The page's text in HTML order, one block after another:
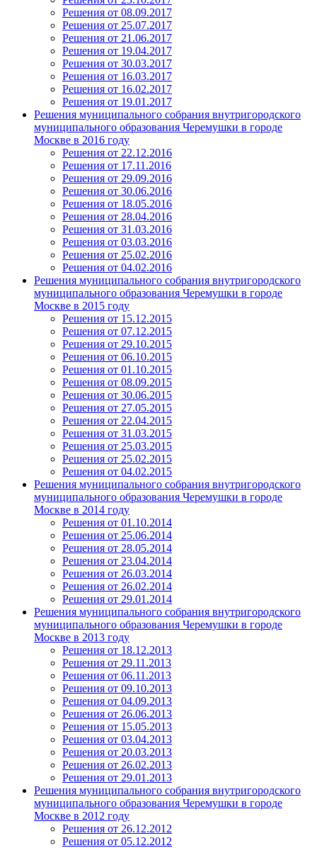
Решения от 08.09.2017
Решения от 25.07.2017
Решения от 21.06.2017
Решения от 19.04.2017
Решения от 30.03.2017
Решения от 16.03.2017
Решения от 16.02.2017
Решения от 19.01.2017
Решения муниципального собрания внутригородского
муниципального образования Черемушки в городе
Москве в 2016 году
Решения от 22.12.2016
Решения от 17.11.2016
Решения от 29.09.2016
Решения от 30.06.2016
Решения от 18.05.2016
Решения от 28.04.2016
Решения от 31.03.2016
Решения от 03.03.2016
Решения от 25.02.2016
Решения от 04.02.2016
Решения муниципального собрания внутригородского
муниципального образования Черемушки в городе
Москве в 2015 году
Решения от 15.12.2015
Решения от 07.12.2015
Решения от 29.10.2015
Решения от 06.10.2015
Решения от 01.10.2015
Решения от 08.09.2015
Решения от 30.06.2015
Решения от 27.05.2015
Решения от 22.04.2015
Решения от 31.03.2015
Решения от 25.03.2015
Решения от 25.02.2015
Решения от 04.02.2015
Решения муниципального собрания внутригородского
муниципального образования Черемушки в городе
Москве в 2014 году
Решения от 01.10.2014
Решения от 25.06.2014
Решения от 28.05.2014
Решения от 23.04.2014
Решения от 26.03.2014
Решения от 26.02.2014
Решения от 29.01.2014
Решения муниципального собрания внутригородского
муниципального образования Черемушки в городе
Москве в 2013 году
Решения от 18.12.2013
Решения от 29.11.2013
Решения от 06.11.2013
Решения от 09.10.2013
Решения от 04.09.2013
Решения от 26.06.2013
Решения от 15.05.2013
Решения от 03.04.2013
Решения от 20.03.2013
Решения от 26.02.2013
Решения от 29.01.2013
Решения муниципального собрания внутригородского
муниципального образования Черемушки в городе
Москве в 2012 году
Решения от 26.12.2012
Решения от 05.12.2012